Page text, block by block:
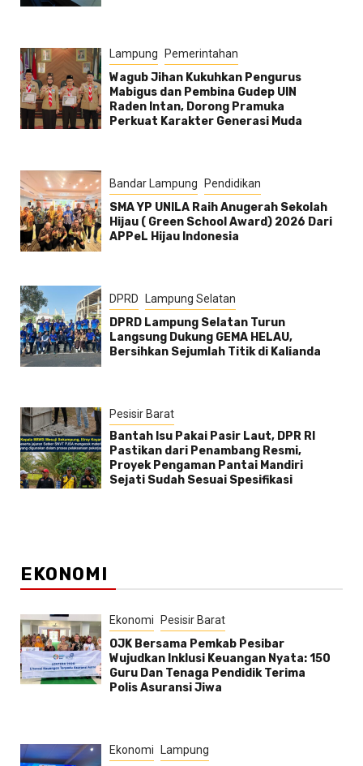
Lampung Pemerintahan
Wagub Jihan Kukuhkan Pengurus
Mabigus dan Pembina Gudep UIN
Raden Intan, Dorong Pramuka
Perkuat Karakter Generasi Muda
Bandar Lampung Pendidikan
SMA YP UNILA Raih Anugerah Sekolah
Hijau ( Green School Award) 2026 Dari
APPeL Hijau Indonesia
DPRD Lampung Selatan
DPRD Lampung Selatan Turun
Langsung Dukung GEMA HELAU,
Bersihkan Sejumlah Titik di Kalianda
Pesisir Barat
Bantah Isu Pakai Pasir Laut, DPR RI
Pastikan dari Penambang Resmi,
Proyek Pengaman Pantai Mandiri
Sejati Sudah Sesuai Spesifikasi
EKONOMI
Ekonomi Pesisir Barat
OJK Bersama Pemkab Pesibar
Wujudkan Inklusi Keuangan Nyata: 150
Guru Dan Tenaga Pendidik Terima
Polis Asuransi Jiwa
Ekonomi Lampung